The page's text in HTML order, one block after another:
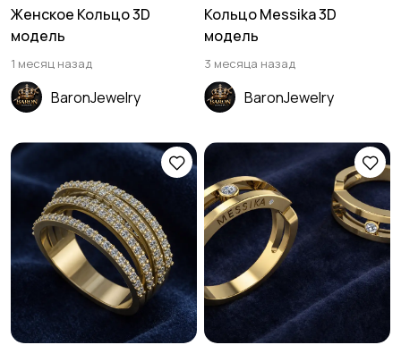
Женское Кольцо 3D
модель
1 месяц назад
BaronJewelry
Кольцо Messika 3D
модель
3 месяца назад
BaronJewelry